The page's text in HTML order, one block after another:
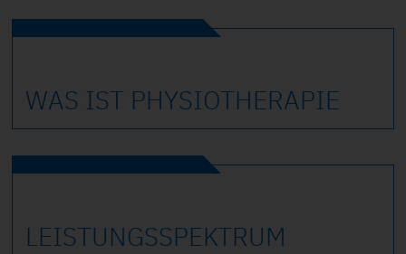
WAS IST PHYSIO­THERAPIE
LEISTUNGS­SPEKTRUM